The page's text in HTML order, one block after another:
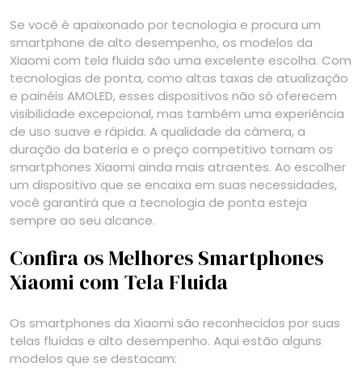
Se você é apaixonado por tecnologia e procura um
smartphone de alto desempenho, os modelos da
Xiaomi com tela fluida são uma excelente escolha. Com
tecnologias de ponta, como altas taxas de atualização
e painéis AMOLED, esses dispositivos não só oferecem
visibilidade excepcional, mas também uma experiência
de uso suave e rápida. A qualidade da câmera, a
duração da bateria e o preço competitivo tornam os
smartphones Xiaomi ainda mais atraentes. Ao escolher
um dispositivo que se encaixa em suas necessidades,
você garantirá que a tecnologia de ponta esteja
sempre ao seu alcance.
Confira os Melhores Smartphones
Xiaomi com Tela Fluida
Os smartphones da Xiaomi são reconhecidos por suas
telas fluídas e alto desempenho. Aqui estão alguns
modelos que se destacam: